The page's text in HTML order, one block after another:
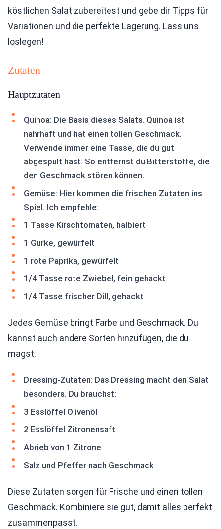
köstlichen Salat zubereitest und gebe dir Tipps für
Variationen und die perfekte Lagerung. Lass uns
loslegen!
Zutaten
Hauptzutaten
Quinoa: Die Basis dieses Salats. Quinoa ist
nahrhaft und hat einen tollen Geschmack.
Verwende immer eine Tasse, die du gut
abgespült hast. So entfernst du Bitterstoffe, die
den Geschmack stören können.
Gemüse: Hier kommen die frischen Zutaten ins
Spiel. Ich empfehle:
1 Tasse Kirschtomaten, halbiert
1 Gurke, gewürfelt
1 rote Paprika, gewürfelt
1/4 Tasse rote Zwiebel, fein gehackt
1/4 Tasse frischer Dill, gehackt
Jedes Gemüse bringt Farbe und Geschmack. Du
kannst auch andere Sorten hinzufügen, die du
magst.
Dressing-Zutaten: Das Dressing macht den Salat
besonders. Du brauchst:
3 Esslöffel Olivenöl
2 Esslöffel Zitronensaft
Abrieb von 1 Zitrone
Salz und Pfeffer nach Geschmack
Diese Zutaten sorgen für Frische und einen tollen
Geschmack. Kombiniere sie gut, damit alles perfekt
zusammenpasst.